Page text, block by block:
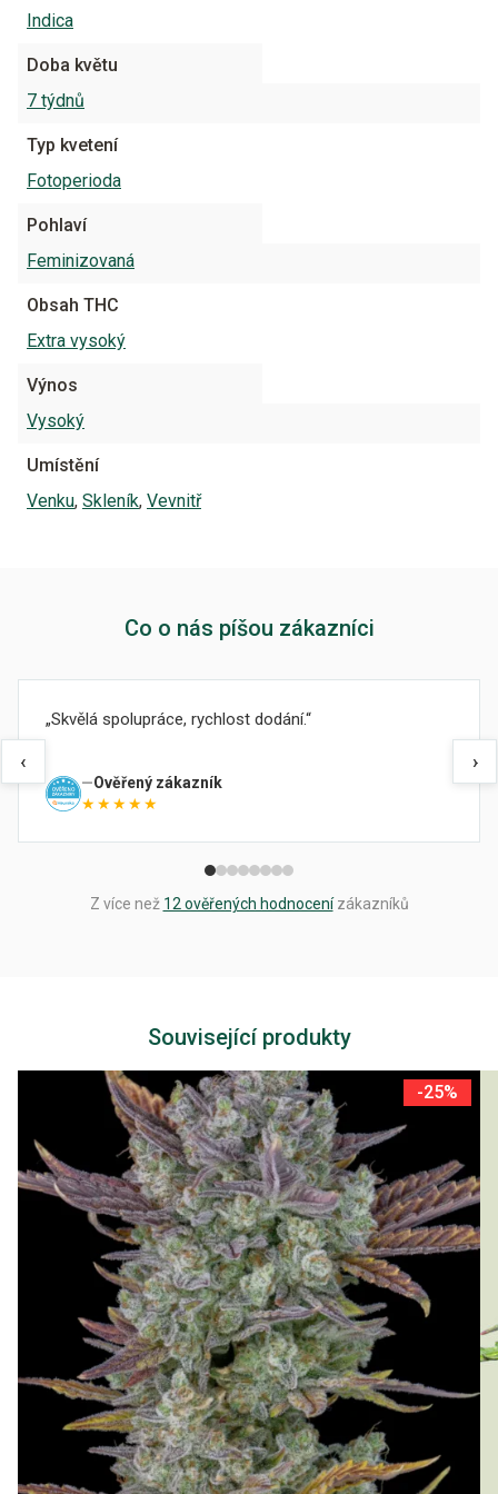
Indica
Doba květu
7 týdnů
Typ kvetení
Fotoperioda
Pohlaví
Feminizovaná
Obsah THC
Extra vysoký
Výnos
Vysoký
Umístění
Venku, Skleník, Vevnitř
Co o nás píšou zákazníci
‹
Skvělá spolupráce, rychlost dodání.
Ověřený zákazník
★★★★★
›
Z více než 12 ověřených hodnocenízákazníků
Související produkty
-25%